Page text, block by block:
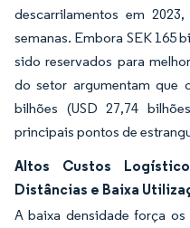
descarrilamentos em
semanas. Embora SEK 165
sido reservados para
do setor argumentam que
bilhões (USD 27,74
principais pontos de
Altos Custos
Distâncias e Baixa
A baixa densidade força